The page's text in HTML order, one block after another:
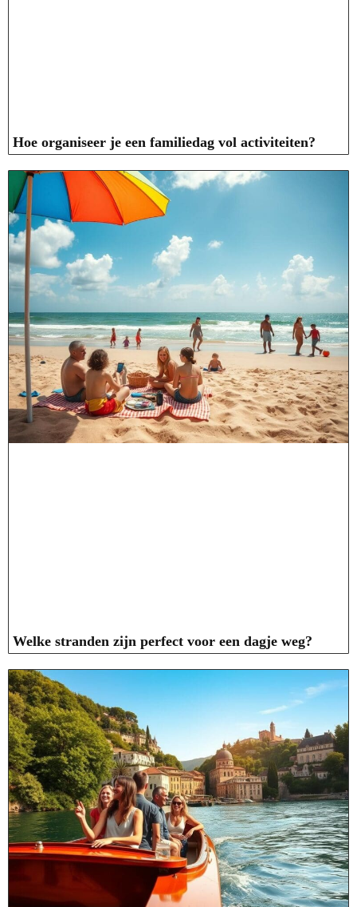
Hoe organiseer je een familiedag vol activiteiten?
Welke stranden zijn perfect voor een dagje weg?